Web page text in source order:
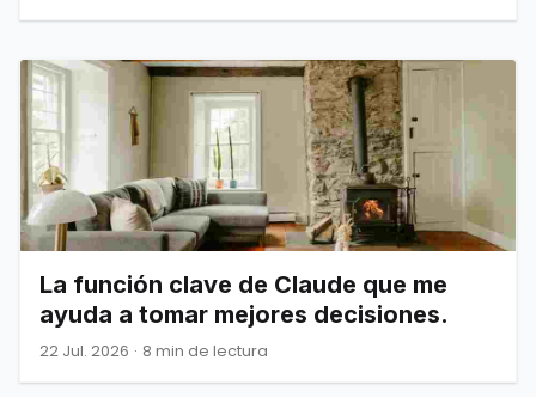
La función clave de Claude que me
ayuda a tomar mejores decisiones.
22 Jul. 2026 · 8 min de lectura